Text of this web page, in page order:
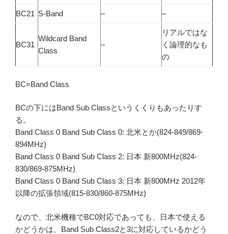
BC21 S-Band – –
BC31
Wildcard Band
Class
–
リアルではな
く論理的なも
の
BC=Band Class
BCの下にはBand Sub Classというくくりもあったりす
る。
Band Class 0 Band Sub Class 0: 北米とか(824-849/869-
894MHz)
Band Class 0 Band Sub Class 2: 日本 新800MHz(824-
830/869-875MHz)
Band Class 0 Band Sub Class 3: 日本 新800MHz 2012年
以降の拡張領域(815-830/860-875MHz)
なので、北米機種でBC0対応であっても、日本で使える
かどうかは、Band Sub Class2と3に対応しているかどう